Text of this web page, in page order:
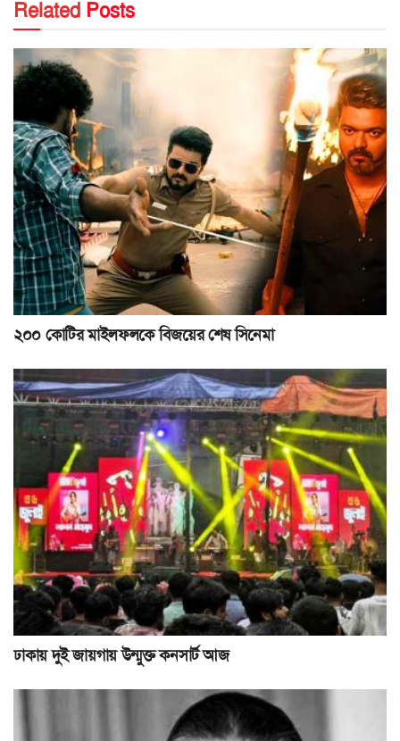
Related Posts
২০০ কোটির মাইলফলকে বিজয়ের শেষ সিনেমা
ঢাকায় দুই জায়গায় উন্মুক্ত কনসার্ট আজ